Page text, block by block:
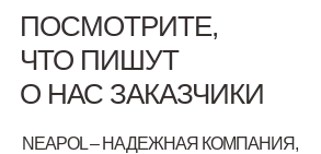
NEAPOL – НАДЕЖНАЯ КОМПАНИЯ,
ПОСМОТРИТЕ,
ЧТО ПИШУТ
О НАС ЗАКАЗЧИКИ